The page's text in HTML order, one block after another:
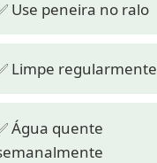
Use peneira no ralo
Limpe regularmente
Água quente